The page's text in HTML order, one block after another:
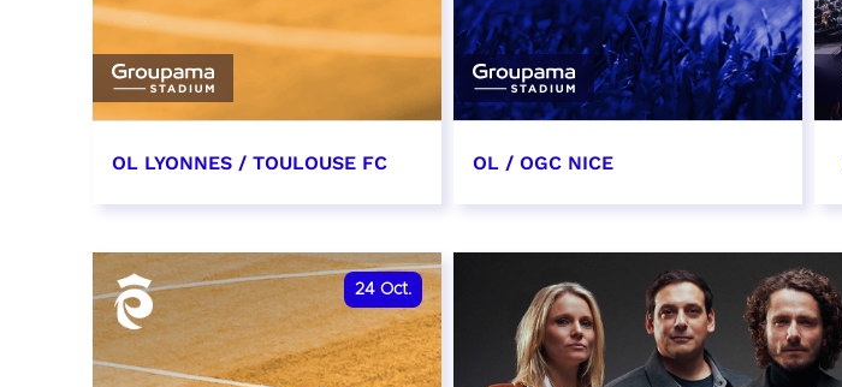
OL LYONNES / TOULOUSE FC
date et heure à confirmer
RÉSERVER
OL / OGC NICE
date et heure à confirmer
RÉSERVER
24 Oct.